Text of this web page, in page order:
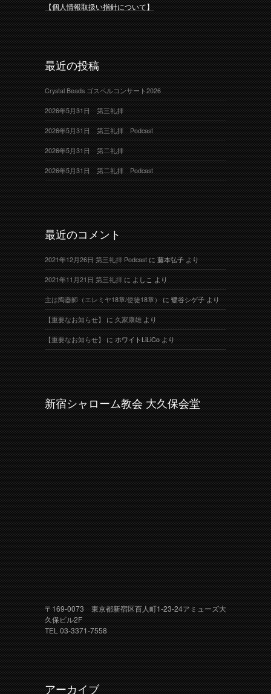
【個人情報取扱い指針について】
最近の投稿
Crystal Beads ゴスペルコンサート2026
2026年5月31日 第三礼拝
2026年5月31日 第三礼拝 Podcast
2026年5月31日 第二礼拝
2026年5月31日 第二礼拝 Podcast
最近のコメント
2021年12月26日 第三礼拝 Podcastに藤本弘子より
2021年11月21日 第三礼拝によしこより
主は陶器師（エレミヤ18章/使徒18章）に鷺谷シゲ子より
【重要なお知らせ】に久家康雄より
【重要なお知らせ】にホワイトLiLiCoより
新宿シャローム教会 大久保会堂
〒169-0073 東京都新宿区百人町1-23-24アミューズ大
久保ビル2F
TEL 03-3371-7558
アーカイブ